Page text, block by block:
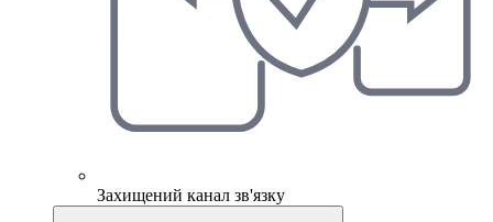
Захищений канал зв'язку